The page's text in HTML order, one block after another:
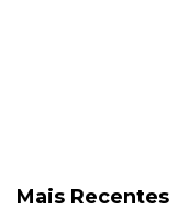
Mais Recentes